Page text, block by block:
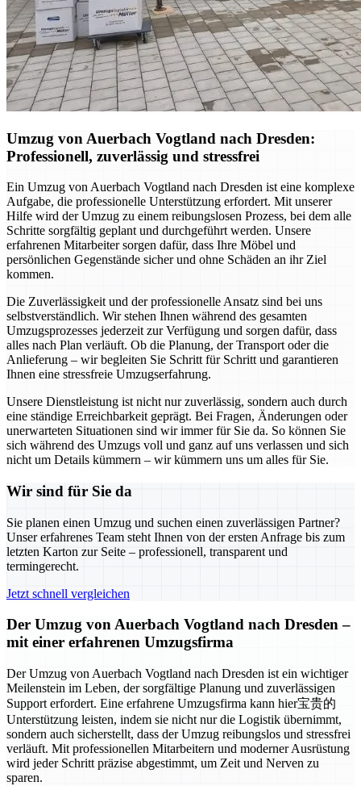
Umzug von Auerbach Vogtland nach Dresden:
Professionell, zuverlässig und stressfrei
Ein Umzug von Auerbach Vogtland nach Dresden ist eine komplexe
Aufgabe, die professionelle Unterstützung erfordert. Mit unserer
Hilfe wird der Umzug zu einem reibungslosen Prozess, bei dem alle
Schritte sorgfältig geplant und durchgeführt werden. Unsere
erfahrenen Mitarbeiter sorgen dafür, dass Ihre Möbel und
persönlichen Gegenstände sicher und ohne Schäden an ihr Ziel
kommen.
Die Zuverlässigkeit und der professionelle Ansatz sind bei uns
selbstverständlich. Wir stehen Ihnen während des gesamten
Umzugsprozesses jederzeit zur Verfügung und sorgen dafür, dass
alles nach Plan verläuft. Ob die Planung, der Transport oder die
Anlieferung – wir begleiten Sie Schritt für Schritt und garantieren
Ihnen eine stressfreie Umzugserfahrung.
Unsere Dienstleistung ist nicht nur zuverlässig, sondern auch durch
eine ständige Erreichbarkeit geprägt. Bei Fragen, Änderungen oder
unerwarteten Situationen sind wir immer für Sie da. So können Sie
sich während des Umzugs voll und ganz auf uns verlassen und sich
nicht um Details kümmern – wir kümmern uns um alles für Sie.
Wir sind für Sie da
Sie planen einen Umzug und suchen einen zuverlässigen Partner?
Unser erfahrenes Team steht Ihnen von der ersten Anfrage bis zum
letzten Karton zur Seite – professionell, transparent und
termingerecht.
Jetzt schnell vergleichen
Der Umzug von Auerbach Vogtland nach Dresden –
mit einer erfahrenen Umzugsfirma
Der Umzug von Auerbach Vogtland nach Dresden ist ein wichtiger
Meilenstein im Leben, der sorgfältige Planung und zuverlässigen
Support erfordert. Eine erfahrene Umzugsfirma kann hier宝贵的
Unterstützung leisten, indem sie nicht nur die Logistik übernimmt,
sondern auch sicherstellt, dass der Umzug reibungslos und stressfrei
verläuft. Mit professionellen Mitarbeitern und moderner Ausrüstung
wird jeder Schritt präzise abgestimmt, um Zeit und Nerven zu
sparen.